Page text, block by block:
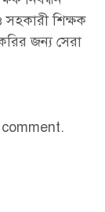
সহকারী শিক্ষক
জন্য সেরা